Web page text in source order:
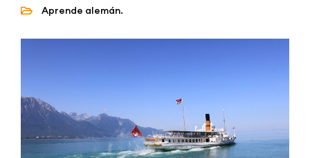
Aprende alemán.